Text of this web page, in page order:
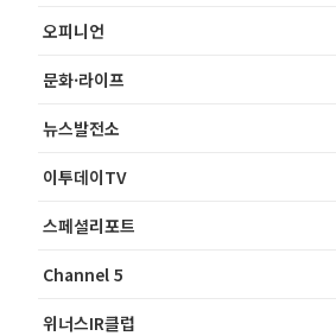
오피니언
문화·라이프
뉴스발전소
이투데이TV
스페셜리포트
Channel 5
위너스IR클럽